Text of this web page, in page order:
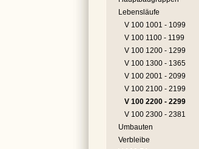
Lebensläufe
V 100 1001 - 1099
V 100 1100 - 1199
V 100 1200 - 1299
V 100 1300 - 1365
V 100 2001 - 2099
V 100 2100 - 2199
V 100 2200 - 2299
V 100 2300 - 2381
Umbauten
Verbleibe